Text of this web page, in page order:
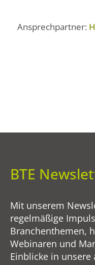
Ansprechpartner:
BTE
Mit unserem
regelmäßige
Branchenthemen,
Webinaren und
Einblicke in unsere